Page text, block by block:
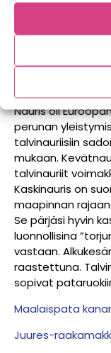
Nauris
Nauris oli
perunan
talvinauriisiin
mukaan.
talvinauriit
Kaskinauris on
maapinnan
Se pärjäsi hyvin
luonnollisina
vastaan.
raastettuna.
sopivat
Maalaispata
Juures-